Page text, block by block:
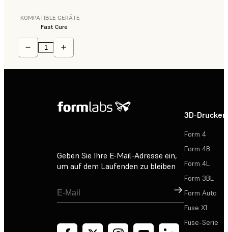
KOMPATIBLE GERÄTE
Fast Cure
Geben Sie Ihre E-Mail-Adresse ein,
um auf dem Laufenden zu bleiben
Registrieren
3D-Drucker
Form 4
Form 4B
Form 4L
Form 3BL
Form Auto
Fuse X1
Fuse-Serie